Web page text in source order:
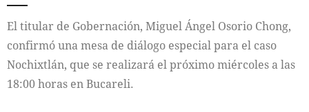
El titular de Gobernación, Miguel Ángel Osorio Chong,
confirmó una mesa de diálogo especial para el caso
Nochixtlán, que se realizará el próximo miércoles a las
18:00 horas en Bucareli.